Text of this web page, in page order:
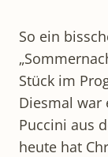
So ein
Stück im
Diesmal war
Puccini aus
heute hat